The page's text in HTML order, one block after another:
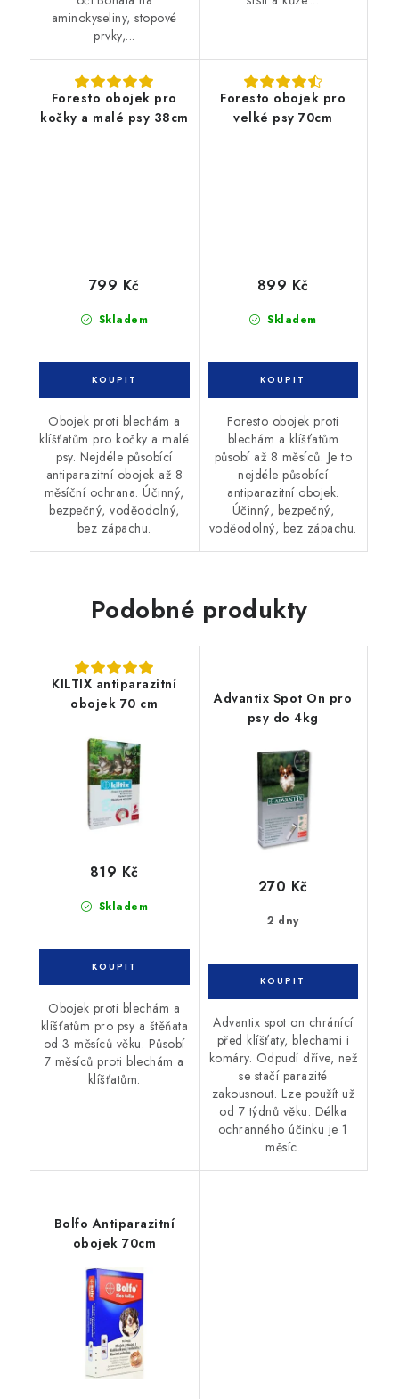
aminokyseliny, stopové
prvky,...
Foresto obojek pro
kočky a malé psy 38cm
Skladem
799 Kč
Obojek proti blechám a
klíšťatům pro kočky a malé
psy. Nejdéle působící
antiparazitní obojek až 8
měsíční ochrana. Účinný,
bezpečný, voděodolný,
bez zápachu.
Foresto obojek pro
velké psy 70cm
Skladem
899 Kč
Foresto obojek proti
blechám a klíšťatům
působí až 8 měsíců. Je to
nejdéle působící
antiparazitní obojek.
Účinný, bezpečný,
voděodolný, bez zápachu.
Podobné produkty
KILTIX antiparazitní
obojek 70 cm
Skladem
819 Kč
Obojek proti blechám a
klíšťatům pro psy a štěňata
od 3 měsíců věku. Působí
7 měsíců proti blechám a
klíšťatům.
Advantix Spot On pro
psy do 4kg
2 dny
270 Kč
Advantix spot on chránící
před klíšťaty, blechami i
komáry. Odpudí dříve, než
se stačí parazité
zakousnout. Lze použít už
od 7 týdnů věku. Délka
ochranného účinku je 1
měsíc.
Bolfo Antiparazitní
obojek 70cm